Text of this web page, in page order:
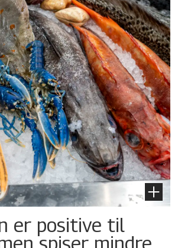
er positive til
spiser mindre